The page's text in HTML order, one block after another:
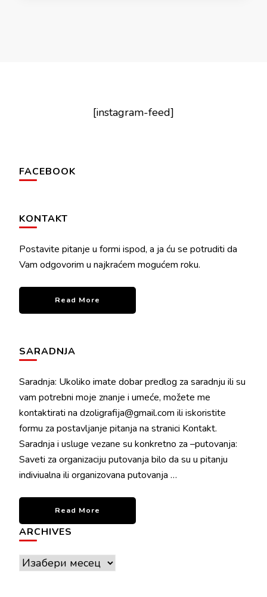
[instagram-feed]
FACEBOOK
KONTAKT
Postavite pitanje u formi ispod, a ja ću se potruditi da
Vam odgovorim u najkraćem mogućem roku.
Read More
SARADNJA
Saradnja: Ukoliko imate dobar predlog za saradnju ili su
vam potrebni moje znanje i umeće, možete me
kontaktirati na dzoligrafija@gmail.com ili iskoristite
formu za postavljanje pitanja na stranici Kontakt.
Saradnja i usluge vezane su konkretno za –putovanja:
Saveti za organizaciju putovanja bilo da su u pitanju
indiviualna ili organizovana putovanja …
Read More
ARCHIVES
Archives